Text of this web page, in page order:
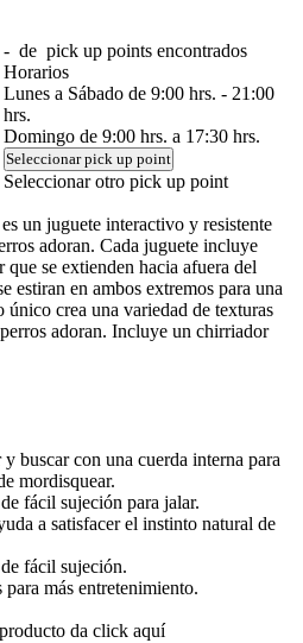
- de pick up points encontrados
Horarios
Lunes a Sábado de 9:00 hrs. - 21:00
hrs.
Domingo de 9:00 hrs. a 17:30 hrs.
Seleccionar pick up point
Seleccionar otro pick up point
un juguete interactivo y resistente
adoran. Cada juguete incluye
que se extienden hacia afuera del
estiran en ambos extremos para una
único crea una variedad de texturas
adoran. Incluye un chirriador
buscar con una cuerda interna para
mordisquear.
fácil sujeción para jalar.
a satisfacer el instinto natural de
fácil sujeción.
más entretenimiento.
da click aquí